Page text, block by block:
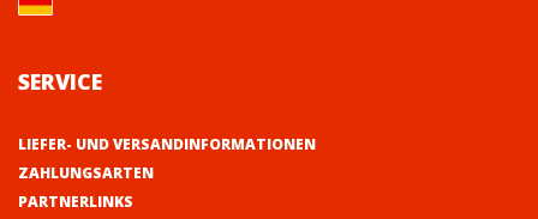
SERVICE
LIEFER- UND VERSANDINFORMATIONEN
ZAHLUNGSARTEN
PARTNERLINKS